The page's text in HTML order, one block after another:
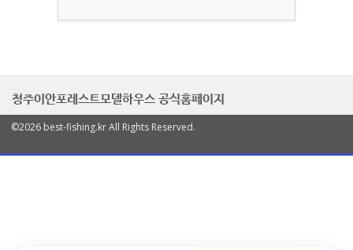
청주이안포레스트모델하우스 공식홈페이지
©2026 best-fishing.kr All Rights Reserved.